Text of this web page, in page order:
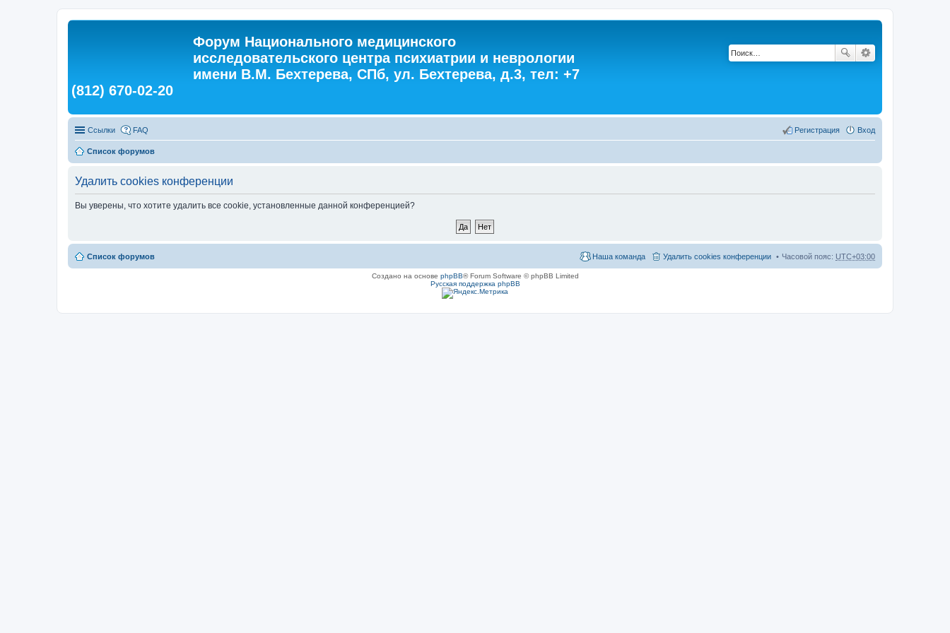
Форум Национального медицинского
исследовательского центра психиатрии и неврологии
имени В.М. Бехтерева, СПб, ул. Бехтерева, д.3, тел: +7
(812) 670-02-20
Ссылки FAQ Вход
Регистрация
Список форумов
Удалить cookies конференции
Вы уверены, что хотите удалить все cookie, установленные данной конференцией?
Список форумов Часовой пояс: UTC+03:00
Удалить cookies конференции
Наша команда
Создано на основе phpBB® Forum Software © phpBB Limited
Русская поддержка phpBB